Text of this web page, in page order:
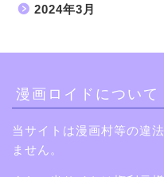
2024年3月
漫画ロイドについて
当サイトは漫画村等の違
ません。